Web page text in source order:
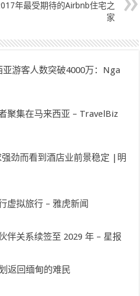
年最受期待的Airbnb住宅之
家
游客人数突破4000万：Nga
聚集在马来西亚 – TravelBiz
劲而看到酒店业前景稳定 |明
虚拟旅行 – 雅虎新闻
伴关系续签至 2029 年 – 星报
返回缅甸的难民